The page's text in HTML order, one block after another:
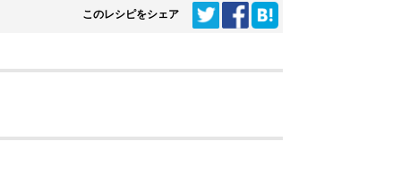
このレシピをシェア